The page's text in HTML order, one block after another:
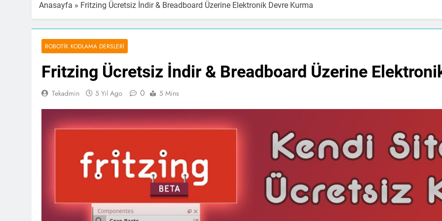
Anasayfa » Fritzing Ücretsiz İndir & Breadboard Üzerine Elektronik Devre Kurma
ROBOTIK KODLAMA DERSLERI
Fritzing Ücretsiz İndir & Breadboard Üzerine
Tekadmin 5 Yıl Ago 0 5 Mins